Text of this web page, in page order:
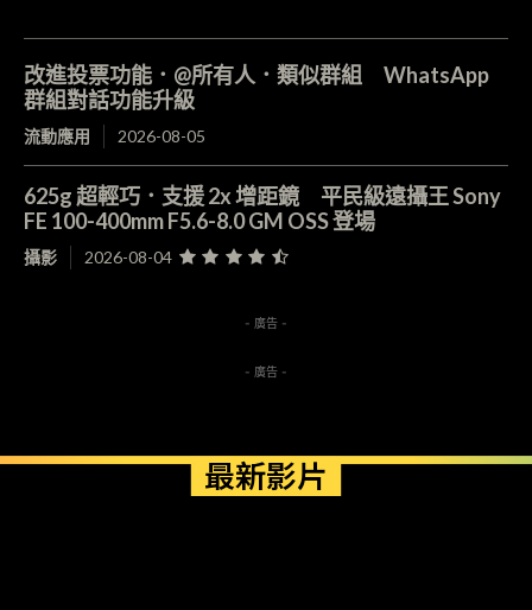
改進投票功能．@所有人．類似群組 WhatsApp
群組對話功能升級
流動應用 2026-08-05
625g 超輕巧．支援 2x 增距鏡 平民級遠攝王 Sony
FE 100-400mm F5.6-8.0 GM OSS 登場
攝影 2026-08-04
- 廣告 -
- 廣告 -
最新影片